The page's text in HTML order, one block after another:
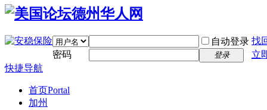
自动登录 找
密码
登录
立
快捷导航
首页Portal
加州